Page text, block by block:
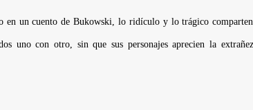
en un cuento de Bukowski, lo ridículo y lo trágico
uno con otro, sin que sus personajes aprecien la